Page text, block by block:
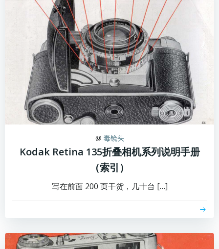
@ 毒镜头
Kodak Retina 135折叠相机系列说明手册
（索引）
写在前面 200 页干货，几十台 […]